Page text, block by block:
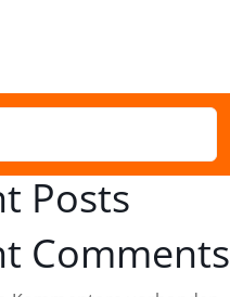
Posts
Comments